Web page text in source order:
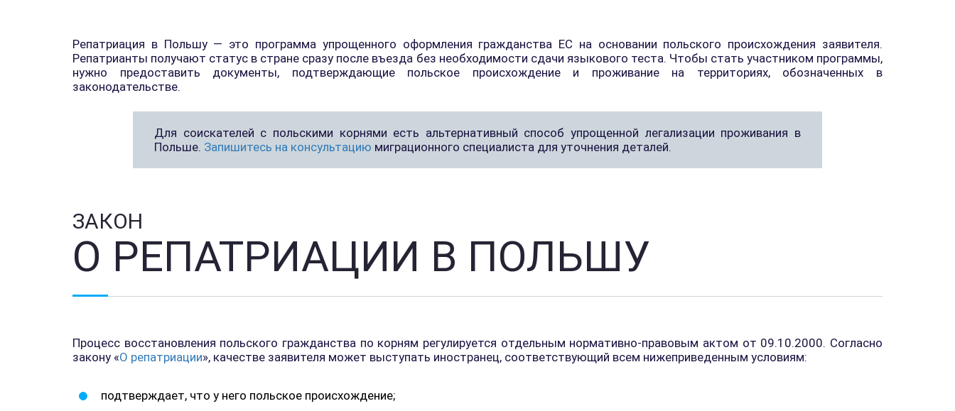
Репатриация в Польшу — это программа упрощенного оформления гражданства ЕС на основании польского происхождения заявителя.
Репатрианты получают статус в стране сразу после въезда без необходимости сдачи языкового теста. Чтобы стать участником программы,
нужно предоставить документы, подтверждающие польское происхождение и проживание на территориях, обозначенных в
законодательстве.
Для соискателей с польскими корнями есть альтернативный способ упрощенной легализации проживания в
Польше. Запишитесь на консультацию миграционного специалиста для уточнения деталей.
ЗАКОН
О РЕПАТРИАЦИИ В ПОЛЬШУ
Процесс восстановления польского гражданства по корням регулируется отдельным нормативно-правовым актом от 09.10.2000. Согласно
закону «О репатриации», качестве заявителя может выступать иностранец, соответствующий всем нижеприведенным условиям:
подтверждает, что у него польское происхождение;